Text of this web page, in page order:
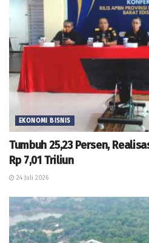
EKONOMI BISNIS
Tumbuh 25,23 Persen,
Rp 7,01 Triliun
24 Juli 2026